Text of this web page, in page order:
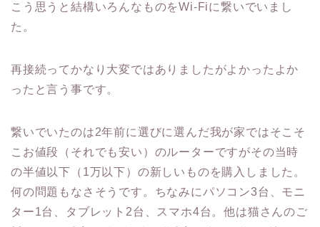
こう思うと結構いろんなものをWi-Fiに繋いでいまし
た。
再接続ってかなり大変ではありましたがよかったよか
ったと言う事です。
繋いでいたのは2年前に選びに選んだ我が家ではそこそ
こお値段（それでも安い）のルーターですがその当時
の半値以下（1万以下）の新しいものを購入しました。
何の問題もなさそうです。ちなみにパソコン3台、モニ
ター1台、タブレット2台、スマホ4台。他は猫さんのご